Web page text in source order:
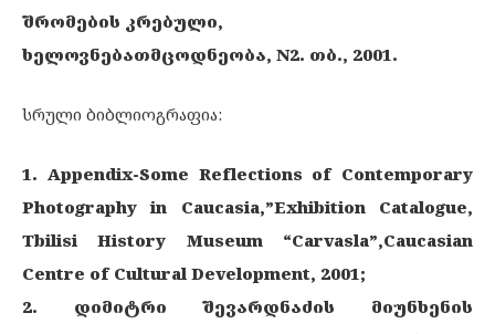
შრომების კრებული,
ხელოვნებათმცოდნეობა, N2. თბ., 2001.
სრული ბიბლიოგრაფია:
1. Appendix-Some Reflections of Contemporary
Photography in Caucasia,”Exhibition Catalogue,
Tbilisi History Museum “Carvasla”,Caucasian
Centre of Cultural Development, 2001;
2. დიმიტრი შევარდნაძის მიუნხენის